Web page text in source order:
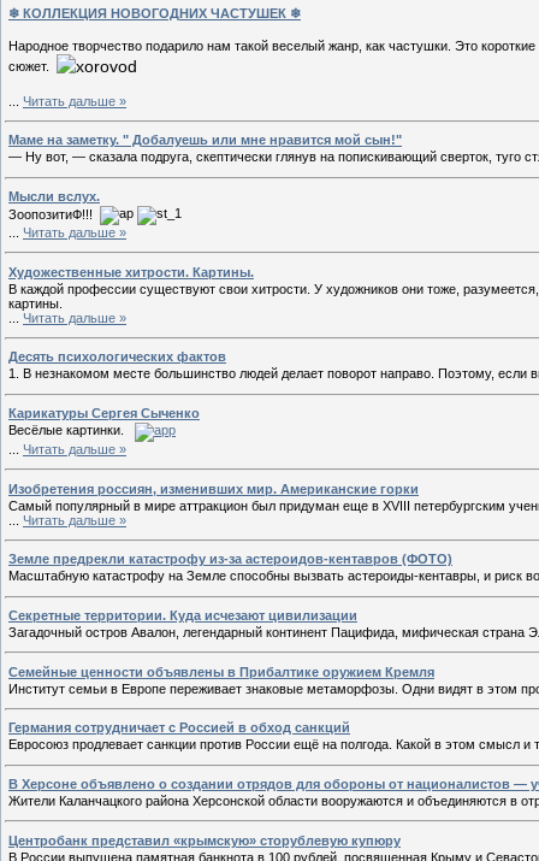
❄ КОЛЛЕКЦИЯ НОВОГОДНИХ ЧАСТУШЕК ❄
Народное творчество подарило нам такой веселый жанр, как частушки. Это
сюжет.
Читать дальше »
Маме на заметку. " Добалуешь или мне нравится мой сын!"
— Ну вот, — сказала подруга, скептически глянув на попискивающий сверток,
Мысли вслух.
ЗоопозитиФ!!!
Читать дальше »
Художественные хитрости. Картины.
В каждой профессии существуют свои хитрости. У художников они тоже,
картины.
Читать дальше »
Десять психологических фактов
1. В незнакомом месте большинство людей делает поворот направо. Поэтому, если
Карикатуры Сергея Сыченко
Весёлые картинки.
Читать дальше »
Изобретения россиян, изменивших мир. Американские горки
Самый популярный в мире аттракцион был придуман еще в XVIII петербургским
Читать дальше »
Земле предрекли катастрофу из-за астероидов-кентавров (ФОТО)
Масштабную катастрофу на Земле способны вызвать астероиды-кентавры, и риск
Секретные территории. Куда исчезают цивилизации
Загадочный остров Авалон, легендарный континент Пацифида, мифическая
Cемейные ценности объявлены в Прибалтике оружием Кремля
Институт семьи в Европе переживает знаковые метаморфозы. Одни видят в этом
Германия сотрудничает с Россией в обход санкций
Евросоюз продлевает санкции против России ещё на полгода. Какой в этом смысл
В Херсоне объявлено о создании отрядов для обороны от националистов —
Жители Каланчацкого района Херсонской области вооружаются и объединяются в
Центробанк представил «крымскую» сторублевую купюру
В России выпущена памятная банкнота в 100 рублей, посвященная Крыму и